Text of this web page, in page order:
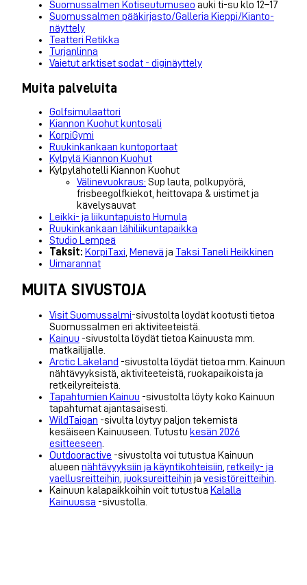
Suomussalmen Kotiseutumuseo auki ti-su klo 12–17
Suomussalmen pääkirjasto/Galleria Kieppi/Kianto-
näyttely
Teatteri Retikka
Turjanlinna
Vaietut arktiset sodat - diginäyttely
Muita palveluita
Golfsimulaattori
Kiannon Kuohut kuntosali
KorpiGymi
Ruukinkankaan kuntoportaat
Kylpylä Kiannon Kuohut
Kylpylähotelli Kiannon Kuohut
Välinevuokraus: Sup lauta, polkupyörä,
frisbeegolfkiekot, heittovapa & uistimet ja
kävelysauvat
Leikki- ja liikuntapuisto Humula
Ruukinkankaan lähiliikuntapaikka
Studio Lempeä
Taksit: KorpiTaxi Menevä ja Taksi Taneli Heikkinen
Uimarannat
MUITA SIVUSTOJA
Visit Suomussalmi-sivustolta löydät kootusti tietoa
Suomussalmen eri aktiviteeteistä.
Kainuu -sivustolta löydät tietoa Kainuusta mm.
matkailijalle.
Arctic Lakeland -sivustolta löydät tietoa mm. Kainuun
nähtävyyksistä, aktiviteeteistä, ruokapaikoista ja
retkeilyreiteistä.
Tapahtumien Kainuu -sivustolta löyty koko Kainuun
tapahtumat ajantasaisesti.
WildTaigan -sivulta löytyy paljon tekemistä
kesäiseen Kainuuseen. Tutustu kesän 2026
esitteeseen
Outdooractive -sivustolta voi tutustua Kainuun
alueen nähtävyyksiin ja käyntikohteisiin retkeily- ja
vaellusreitteihin juoksureitteihin ja vesistöreitteihin
Kainuun kalapaikkoihin voit tutustua Kalalla
Kainuussa -sivustolla.